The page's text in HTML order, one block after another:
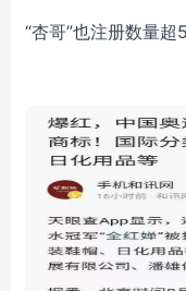
“杏哥”也注册数量超